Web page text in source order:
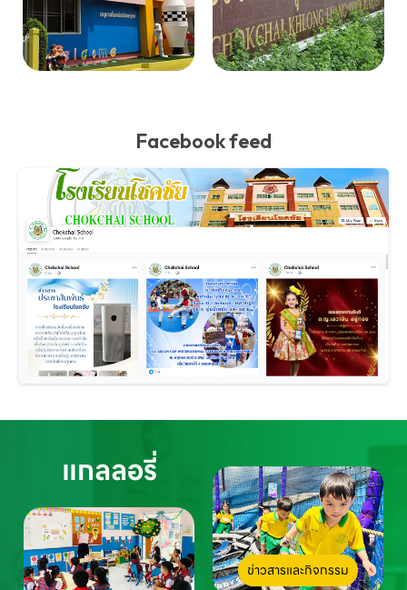
Facebook feed
แกลลอรี่
ข่าวสารและกิจกรรม